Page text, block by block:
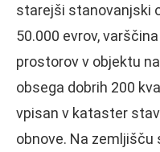
starejši stanovanjski
50.000 evrov,
prostorov v objektu
obsega dobrih 200
vpisan v kataster
obnove. Na zemljišču